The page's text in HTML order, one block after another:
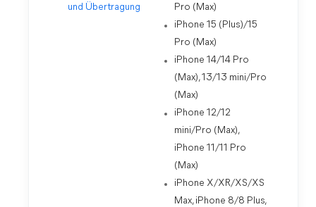
und Übertragung
Pro (Max)
iPhone 15 (Plus)/15
Pro (Max)
iPhone 14/14 Pro
(Max), 13/13 mini/Pro
(Max)
iPhone 12/12
mini/Pro (Max),
iPhone 11/11 Pro
(Max)
iPhone X/XR/XS/XS
Max, iPhone 8/8 Plus,